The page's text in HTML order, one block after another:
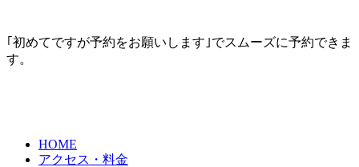
｢初めてですが予約をお願いします｣でスムーズに予約できま
す。
HOME
アクセス・料金